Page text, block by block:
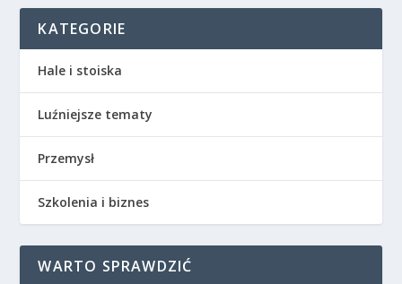
KATEGORIE
Hale i stoiska
Luźniejsze tematy
Przemysł
Szkolenia i biznes
WARTO SPRAWDZIĆ